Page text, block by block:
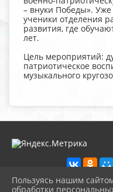
– внуки Победы».
ученики отделения
развития, где
лет.
Цель мероприятий:
патриотическое
музыкального
Пользуясь нашим
обработки